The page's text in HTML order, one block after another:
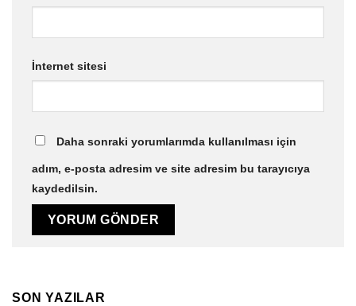
İnternet sitesi
Daha sonraki yorumlarımda kullanılması için
adım, e-posta adresim ve site adresim bu tarayıcıya
kaydedilsin.
SON YAZILAR